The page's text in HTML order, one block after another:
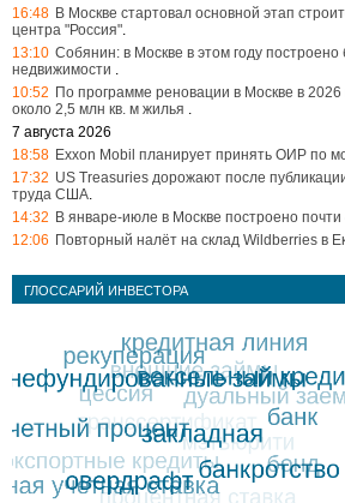
16:48 В Москве стартовал основной этап
центра "Россия".
13:10 Собянин: в Москве в этом году построено
недвижимости .
10:52 По программе реновации в Москве в 2026
около 2,5 млн кв. м жилья .
7 августа 2026
18:58 Exxon Mobil планирует принять ОИР по
17:32 US Treasuries дорожают после
труда США.
14:32 В январе-июле в Москве построено
12:06 Повторный налёт на склад Wildberries в
ГЛОССАРИЙ ИНВЕСТОРА